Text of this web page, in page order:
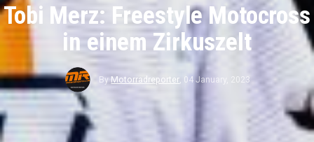
Tobi Merz: Freestyle Motocross
in einem Zirkuszelt
By Motorradreporter, 04 January, 2023